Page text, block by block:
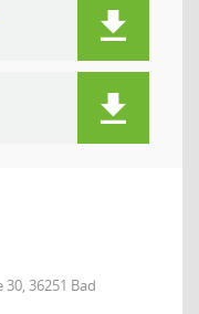
36251 Bad